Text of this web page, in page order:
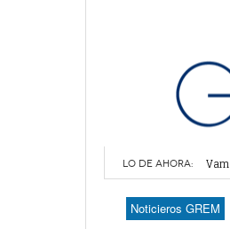
LO DE AHORA:
Va
Noticieros GREM